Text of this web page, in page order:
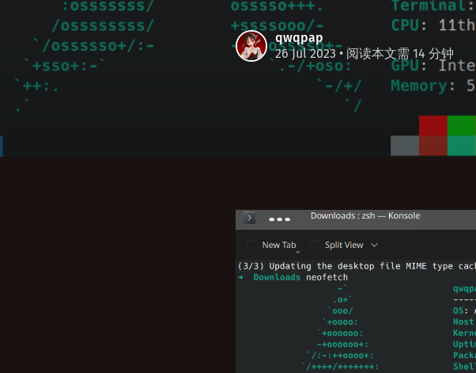
qwqpap
26 Jul 2023 • 阅读本文需 14 分钟